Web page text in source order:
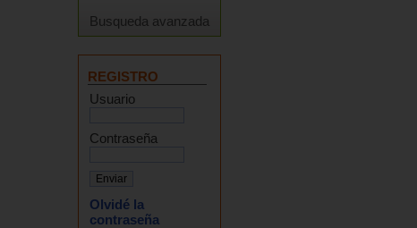
Busqueda avanzada
REGISTRO
Usuario
Contraseña
Olvidé la
contraseña